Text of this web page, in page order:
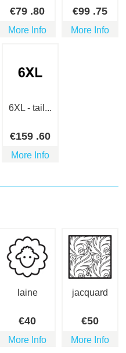
€79 .80
More Info
€99 .75
More Info
6XL - tail...
€159 .60
More Info
laine
€40
More Info
jacquard
€50
More Info